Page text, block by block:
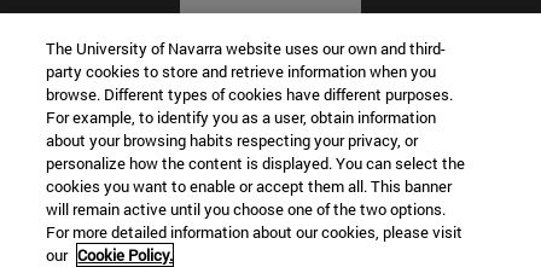
© Universidad de Navarra
Información legal
Términos y condiciones
The University of Navarra website uses our own and third-
party cookies to store and retrieve information when you
browse. Different types of cookies have different purposes.
For example, to identify you as a user, obtain information
about your browsing habits respecting your privacy, or
personalize how the content is displayed. You can select the
cookies you want to enable or accept them all. This banner
will remain active until you choose one of the two options.
For more detailed information about our cookies, please visit
our Cookie Policy.